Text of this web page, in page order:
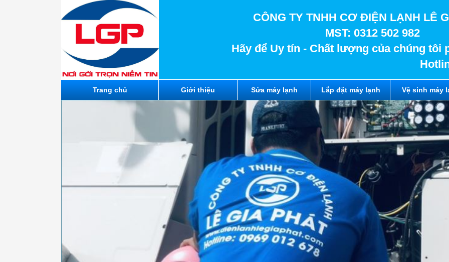
CÔNG TY TNHH CƠ ĐIỆN LẠNH LÊ
MST: 0312 502 982
Hãy để Uy tín - Chất lượng của chúng tôi
Trang chủ Giới thiệu Sửa máy lạnh Lắp đặt máy lạnh Vệ sinh máy